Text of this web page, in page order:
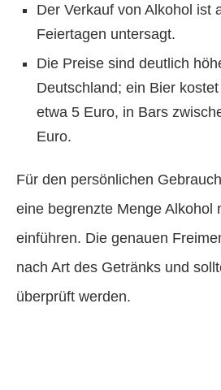
Der Verkauf von Alkohol ist
Feiertagen untersagt.
Die Preise sind deutlich
Deutschland; ein Bier
etwa 5 Euro, in Bars
Euro.
Für den persönlichen
eine begrenzte Menge Alkohol
einführen. Die genauen
nach Art des Getränks und
überprüft werden.